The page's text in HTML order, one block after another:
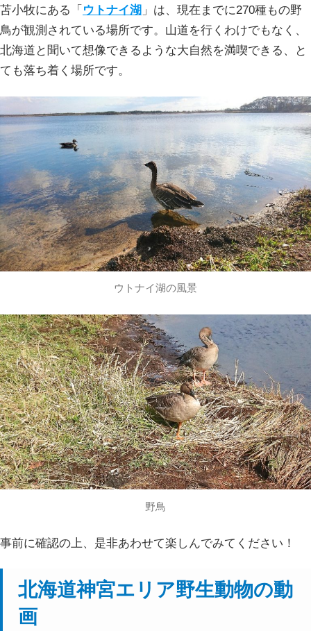
苫小牧にある「 ウトナイ湖 」は、現在までに270種もの野
鳥が観測されている場所です。山道を行くわけでもなく、
北海道と聞いて想像できるような大自然を満喫できる、と
ても落ち着く場所です。
ウトナイ湖の風景
野鳥
事前に確認の上、是非あわせて楽しんでみてください！
北海道神宮エリア野生動物の動
画